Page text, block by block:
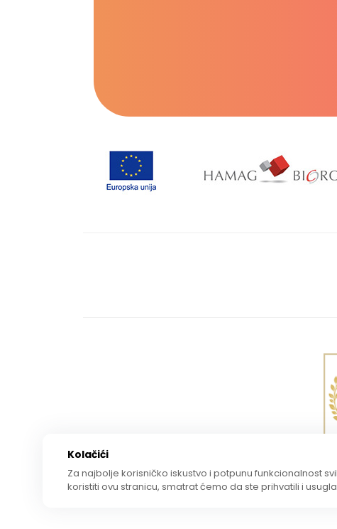
Kolačići
Za najbolje korisničko iskustvo i potpunu funkcionalnost
koristiti ovu stranicu, smatrat ćemo da ste prihvatili i